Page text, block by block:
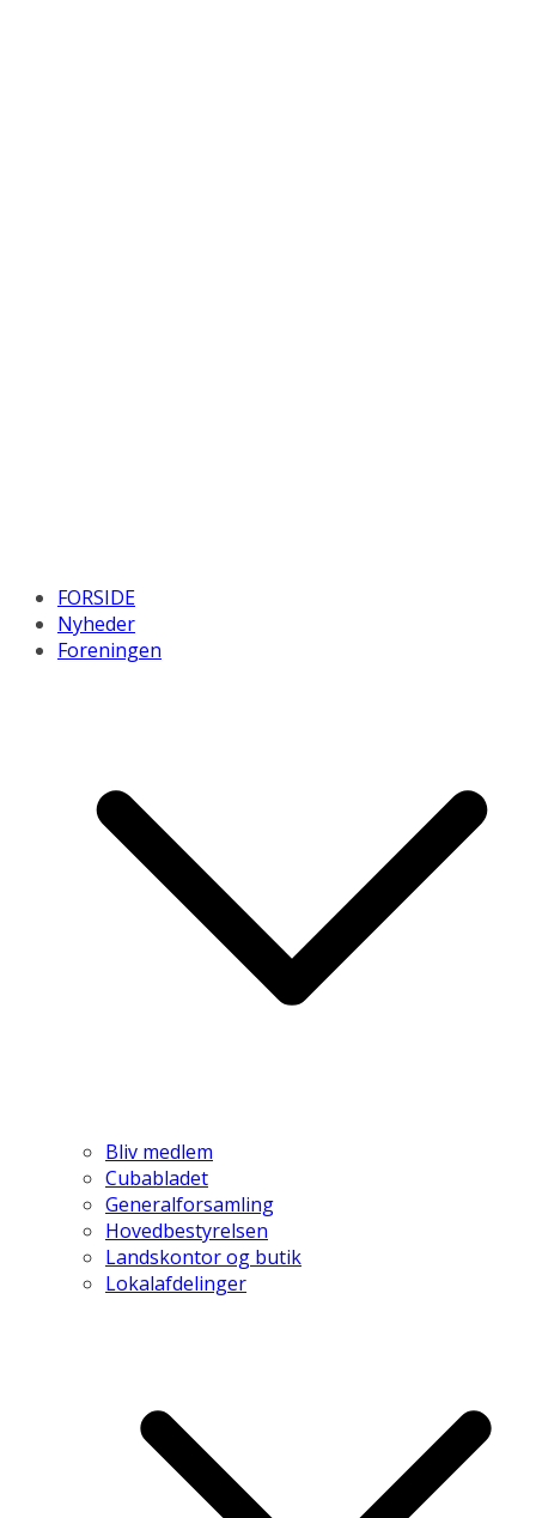
FORSIDE
Nyheder
Foreningen
Bliv medlem
Cubabladet
Generalforsamling
Hovedbestyrelsen
Landskontor og butik
Lokalafdelinger